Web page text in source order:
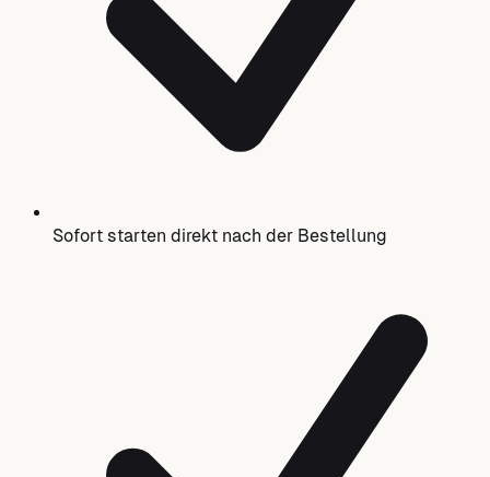
Sofort starten direkt nach der Bestellung